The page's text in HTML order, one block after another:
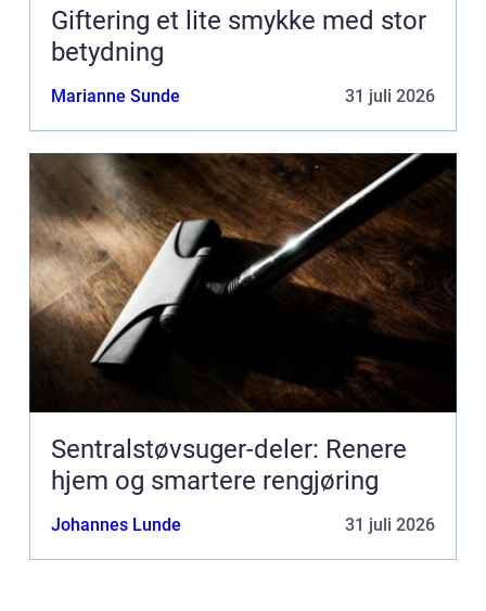
Giftering et lite smykke med stor
betydning
Marianne Sunde 31 juli 2026
Sentralstøvsuger-deler: Renere
hjem og smartere rengjøring
Johannes Lunde 31 juli 2026